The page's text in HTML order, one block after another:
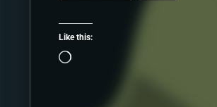
Like this:
Loading…